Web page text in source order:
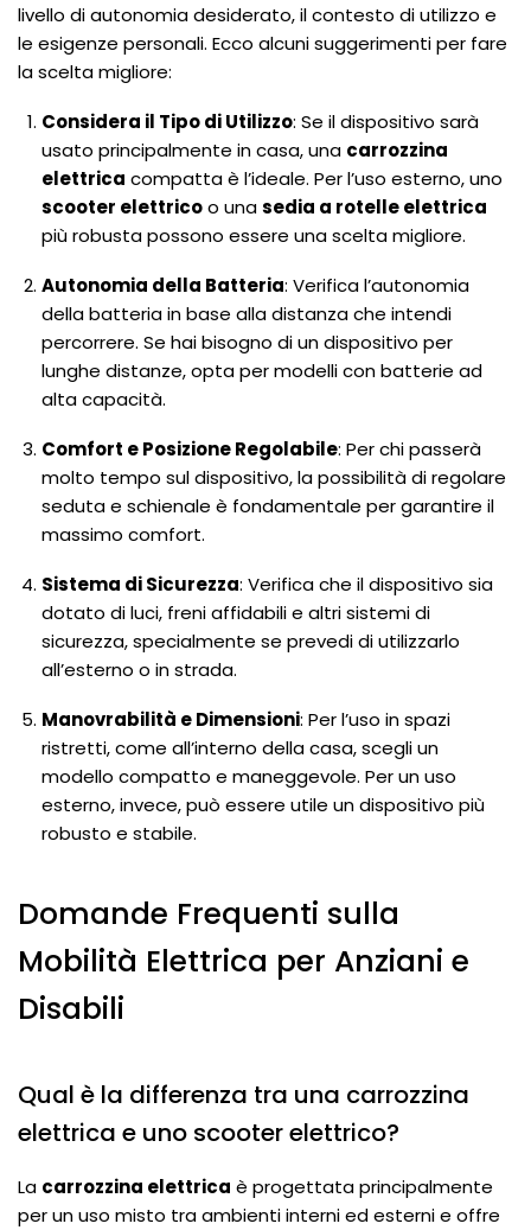
livello di autonomia desiderato, il contesto di utilizzo e
le esigenze personali. Ecco alcuni suggerimenti per fare
la scelta migliore:
Considera il Tipo di Utilizzo: Se il dispositivo sarà
usato principalmente in casa, una carrozzina
elettrica compatta è l’ideale. Per l’uso esterno, uno
scooter elettricoo unasedia a rotelle elettrica
più robusta possono essere una scelta migliore.
Autonomia della Batteria: Verifica l’autonomia
della batteria in base alla distanza che intendi
percorrere. Se hai bisogno di un dispositivo per
lunghe distanze, opta per modelli con batterie ad
alta capacità.
Comfort e Posizione Regolabile: Per chi passerà
molto tempo sul dispositivo, la possibilità di regolare
seduta e schienale è fondamentale per garantire il
massimo comfort.
Sistema di Sicurezza: Verifica che il dispositivo sia
dotato di luci, freni affidabili e altri sistemi di
sicurezza, specialmente se prevedi di utilizzarlo
all’esterno o in strada.
Manovrabilità e Dimensioni: Per l’uso in spazi
ristretti, come all’interno della casa, scegli un
modello compatto e maneggevole. Per un uso
esterno, invece, può essere utile un dispositivo più
robusto e stabile.
Domande Frequenti sulla
Mobilità Elettrica per Anziani e
Disabili
Qual è la differenza tra una carrozzina
elettrica e uno scooter elettrico?
La carrozzina elettrica è progettata principalmente
per un uso misto tra ambienti interni ed esterni e offre